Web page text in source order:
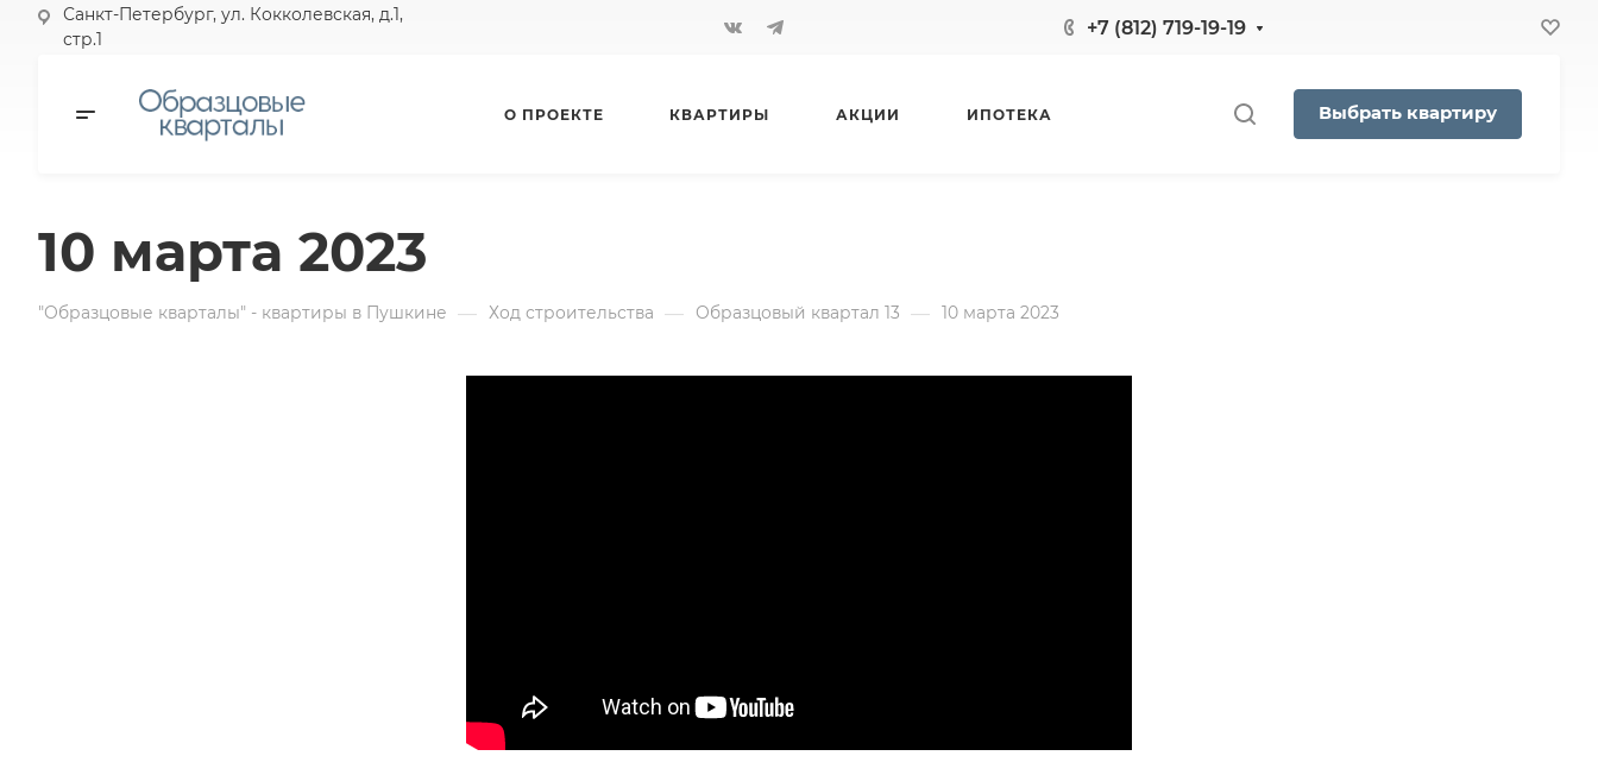
Санкт-Петербург, ул. Кокколевская, д.1,
стр.1
+7 (812) 719-19-19
О ПРОЕКТЕ КВАРТИРЫ АКЦИИ ИПОТЕКА Выбрать квартиру
10 марта 2023
"Образцовые кварталы" - квартиры в Пушкине — Ход строительства — Образцовый квартал 13 — 10 марта 2023